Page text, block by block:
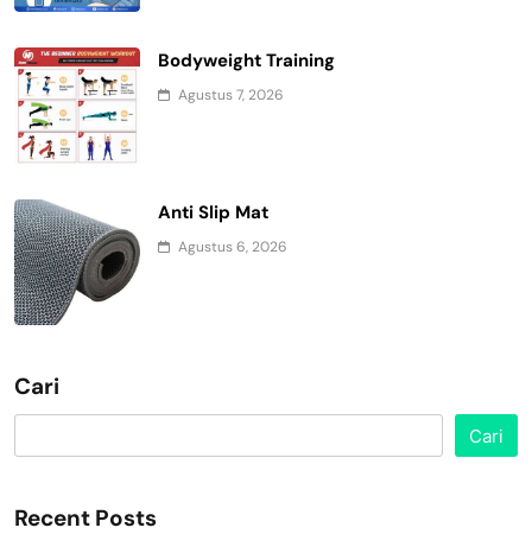
Bodyweight Training
Agustus 7, 2026
Anti Slip Mat
Agustus 6, 2026
Cari
Cari
Recent Posts